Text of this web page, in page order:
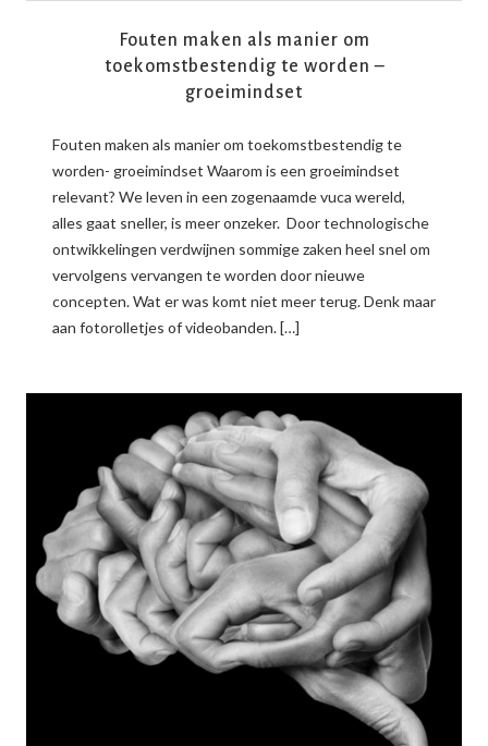
Fouten maken als manier om
toekomstbestendig te worden –
groeimindset
Fouten maken als manier om toekomstbestendig te
worden- groeimindset Waarom is een groeimindset
relevant? We leven in een zogenaamde vuca wereld,
alles gaat sneller, is meer onzeker. Door technologische
ontwikkelingen verdwijnen sommige zaken heel snel om
vervolgens vervangen te worden door nieuwe
concepten. Wat er was komt niet meer terug. Denk maar
aan fotorolletjes of videobanden. […]
READ MORE